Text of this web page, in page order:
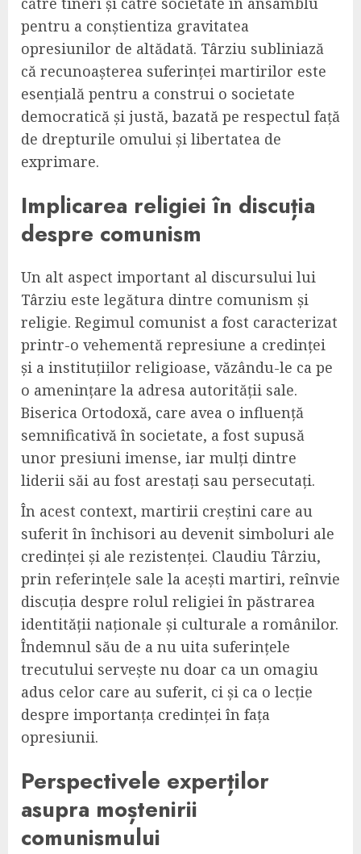
pentru a conștientiza gravitatea
opresiunilor de altădată. Târziu subliniază
că recunoașterea suferinței martirilor este
esențială pentru a construi o societate
democratică și justă, bazată pe respectul față
de drepturile omului și libertatea de
exprimare.
Implicarea religiei în discuția
despre comunism
Un alt aspect important al discursului lui
Târziu este legătura dintre comunism și
religie. Regimul comunist a fost caracterizat
printr-o vehementă represiune a credinței
și a instituțiilor religioase, văzându-le ca pe
o amenințare la adresa autorității sale.
Biserica Ortodoxă, care avea o influență
semnificativă în societate, a fost supusă
unor presiuni imense, iar mulți dintre
liderii săi au fost arestați sau persecutați.
În acest context, martirii creștini care au
suferit în închisori au devenit simboluri ale
credinței și ale rezistenței. Claudiu Târziu,
prin referințele sale la acești martiri, reînvie
discuția despre rolul religiei în păstrarea
identității naționale și culturale a românilor.
Îndemnul său de a nu uita suferințele
trecutului servește nu doar ca un omagiu
adus celor care au suferit, ci și ca o lecție
despre importanța credinței în fața
opresiunii.
Perspectivele experților
asupra moștenirii
comunismului